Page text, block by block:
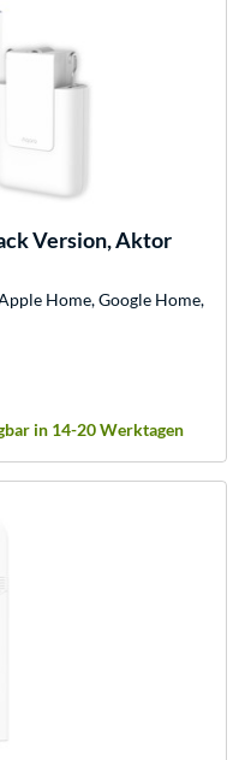
Version, Aktor
Home, Google Home,
in 14-20 Werktagen